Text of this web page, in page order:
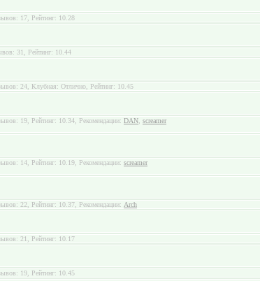
17, Рейтинг: 10.28
31, Рейтинг: 10.44
24, Клубная: Отлично, Рейтинг: 10.45
19, Рейтинг: 10.34, Рекомендации: DAN, screamer
14, Рейтинг: 10.19, Рекомендации: screamer
22, Рейтинг: 10.37, Рекомендации: Arch
21, Рейтинг: 10.17
19, Рейтинг: 10.45